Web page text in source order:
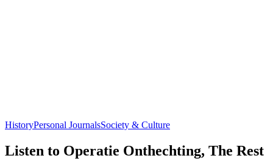
HistoryPersonal JournalsSociety & Culture
Listen to Operatie Onthechting, The Rest